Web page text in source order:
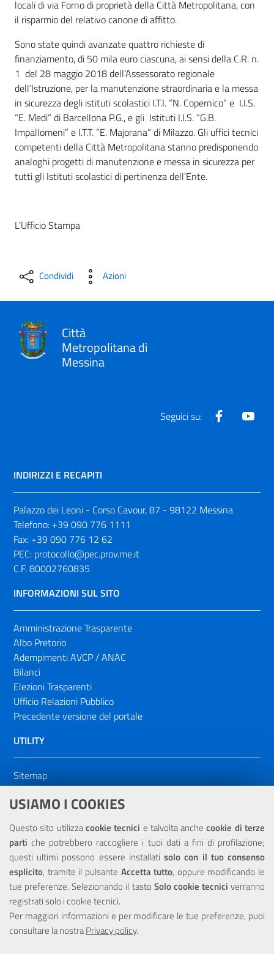
USIAMO I COOKIES
Questo sito utilizzacookie tecnici e talvolta anchecookie di terze
parti che potrebbero raccogliere i tuoi dati a fini di profilazione;
questi ultimi possono essere installatisolo con il tuo consenso
esplicito, tramite il pulsante Accetta tutto, oppure modificando le
tue preferenze. Selezionando il tasto Solo cookie tecnici verranno
registrati solo i cookie tecnici.
Per maggiori informazioni e per modificare le tue preferenze, puoi
consultare la nostraPrivacy policy.
locali di via Forno di proprietà della Città Metropolitana, con
il risparmio del relativo canone di affitto.
Sono state quindi avanzate quattro richieste di
finanziamento, di 50 mila euro ciascuna, ai sensi della C.R. n.
1 del 28 maggio 2018 dell’Assessorato regionale
dell’Istruzione, per la manutenzione straordinaria e la messa
in sicurezza degli istituti scolastici I.T.I. “N. Copernico” e I.I.S.
“E. Medi” di Barcellona P.G., e gli Istituti I.I.S. “G.B.
Impallomeni” e I.T.T. “E. Majorana” di Milazzo. Gli uffici tecnici
competenti della Città Metropolitana stanno predisponendo
analoghi progetti di manutenzione e messa in sicurezza per
tutti gli Istituti scolastici di pertinenza dell’Ente.
L’Ufficio Stampa
Condividi Azioni
Città
Metropolitana di
Messina
Seguici su: Facebook
INDIRIZZI E RECAPITI
Palazzo dei Leoni - Corso Cavour, 87 - 98122 Messina
Telefono: +39 090 776 1111
Fax: +39 090 776 12 62
PEC: protocollo@pec.prov.me.it
C.F. 80002760835
INFORMAZIONI SUL SITO
Amministrazione Trasparente
Albo Pretorio
Adempimenti AVCP / ANAC
Bilanci
Elezioni Trasparenti
Ufficio Relazioni Pubblico
Precedente versione del portale
UTILITY
Sitemap
Dichiarazione di accessibilità
NOTE LEGALI
Privacy
Portale realizzato con la partecipazione finanziaria dell'Unione
Europea tramite i fondi del POR Sicilia 2000/2006 Misura 6.05 -